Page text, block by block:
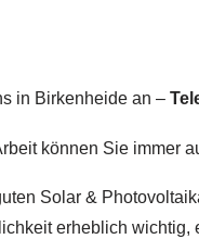
in Birkenheide an –
können Sie immer
Solar &
erheblich